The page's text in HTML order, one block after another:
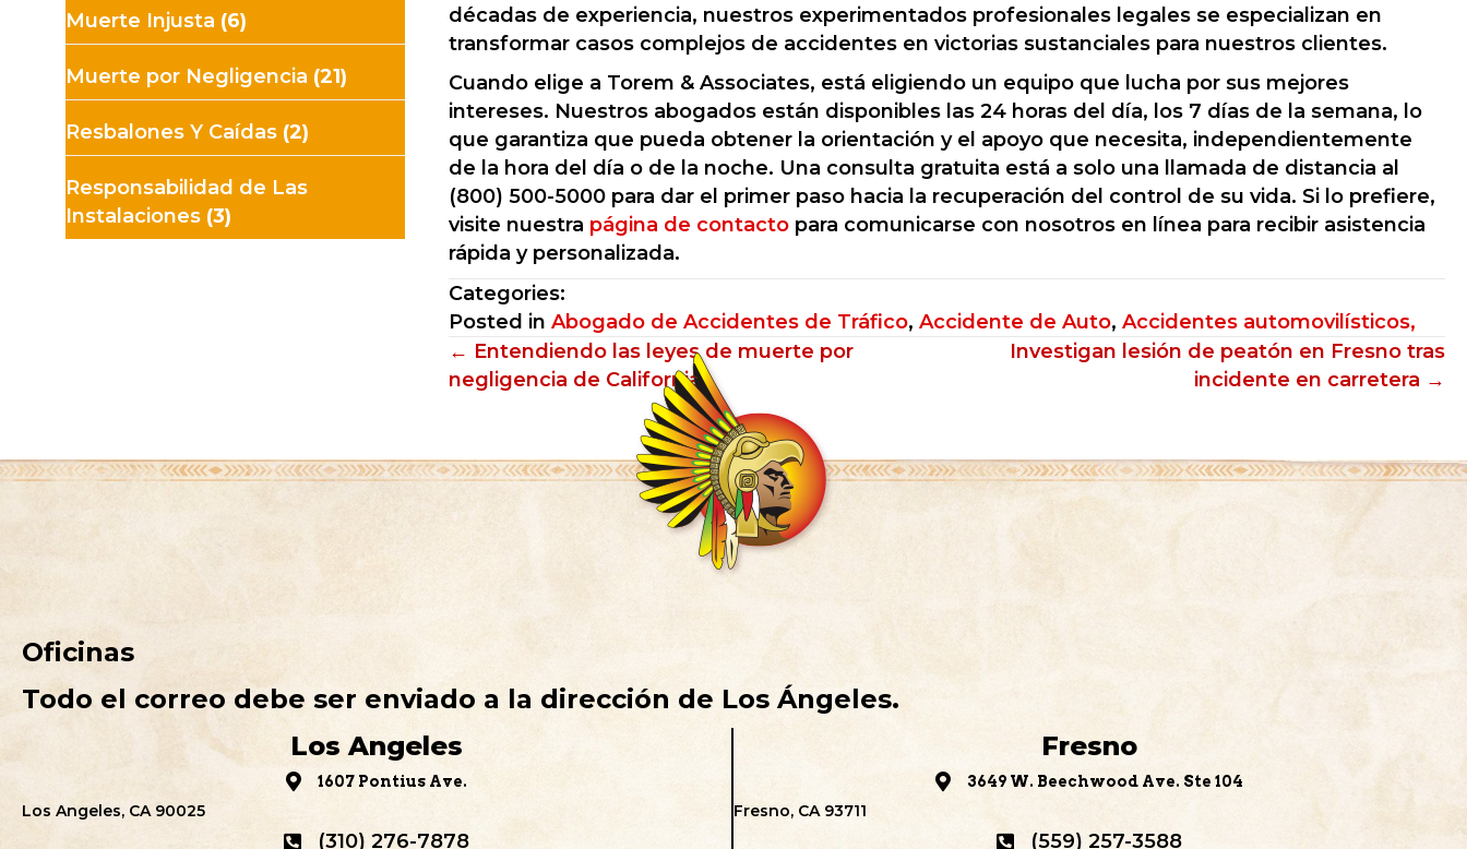
Muerte Injusta (6)
Muerte por Negligencia (21)
Resbalones Y Caídas (2)
Responsabilidad de Las
Instalaciones (3)
décadas de experiencia, nuestros experimentados profesionales legales se especializan en
transformar casos complejos de accidentes en victorias sustanciales para nuestros clientes.
Cuando elige a Torem & Associates, está eligiendo un equipo que lucha por sus mejores
intereses. Nuestros abogados están disponibles las 24 horas del día, los 7 días de la semana, lo
que garantiza que pueda obtener la orientación y el apoyo que necesita, independientemente
de la hora del día o de la noche. Una consulta gratuita está a solo una llamada de distancia al
(800) 500-5000 para dar el primer paso hacia la recuperación del control de su vida. Si lo prefiere,
visite nuestra página de contacto para comunicarse con nosotros en línea para recibir asistencia
rápida y personalizada.
Categories:
Posted inAbogado de Accidentes de Tráfico,Accidente de Auto,Accidentes automovilísticos,
Posts
navigation
← Entendiendo las leyes de muerte por
negligencia de California
Investigan lesión de peatón en Fresno tras
incidente en carretera →
Oficinas
Todo el correo debe ser enviado a la dirección de Los Ángeles.
Los Angeles
1607 Pontius Ave.
Los Angeles, CA 90025
(310) 276-7878
Fresno
3649 W. Beechwood Ave. Ste 104
Fresno, CA 93711
(559) 257-3588